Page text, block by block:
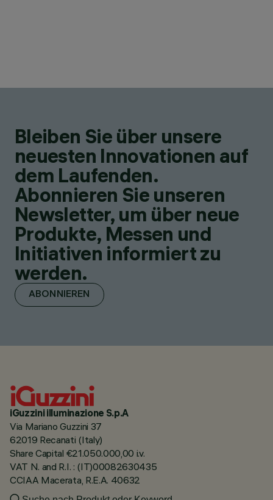
Bleiben Sie über unsere
neuesten Innovationen auf
dem Laufenden.
Abonnieren Sie unseren
Newsletter, um über neue
Produkte, Messen und
Initiativen informiert zu
werden.
ABONNIEREN
iGuzzini illuminazione S.p.A
Via Mariano Guzzini 37
62019 Recanati (Italy)
Share Capital €21.050.000,00 i.v.
VAT N. and R.I. : (IT)00082630435
CCIAA Macerata, R.E.A. 40632